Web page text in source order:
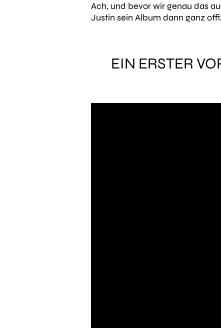
Ach, und bevor wir genau das
Justin sein Album dann ganz
EIN ERSTER